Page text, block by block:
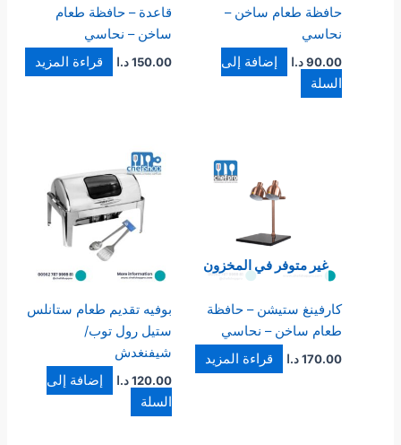
حافظة طعام ساخن –
نحاسي
90.00 د.ا
إضافة إلى
السلة
قاعدة – حافظة طعام
ساخن – نحاسي
150.00د.ا قراءة المزيد
غير متوفر في المخزون
كارفينغ ستيشن – حافظة
طعام ساخن – نحاسي
170.00 د.ا قراءة المزيد
بوفيه تقديم طعام ستانلس
ستيل رول توب/
شيفنغدش
120.00د.ا
إضافة إلى
السلة